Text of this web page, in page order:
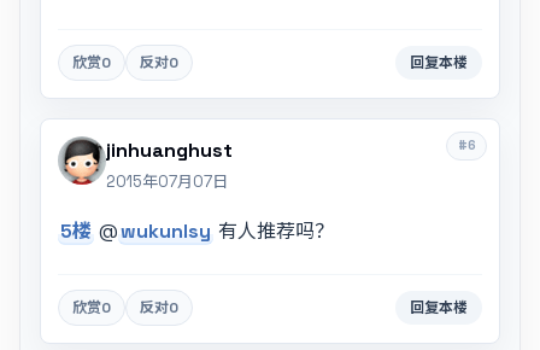
欣赏0 反对0 回复本楼
#6
jinhuanghust
2015年07月07日
5楼 @wukunlsy 有人推荐吗？
欣赏0 反对0 回复本楼